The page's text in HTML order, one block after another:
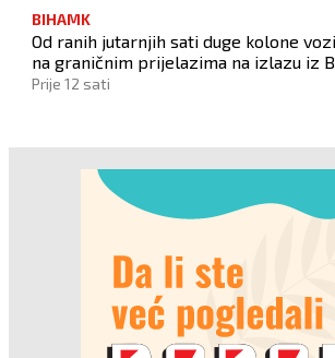
BIHAMK
Od ranih jutarnjih sati duge kolone
na graničnim prijelazima na izlazu iz
Prije 12 sati